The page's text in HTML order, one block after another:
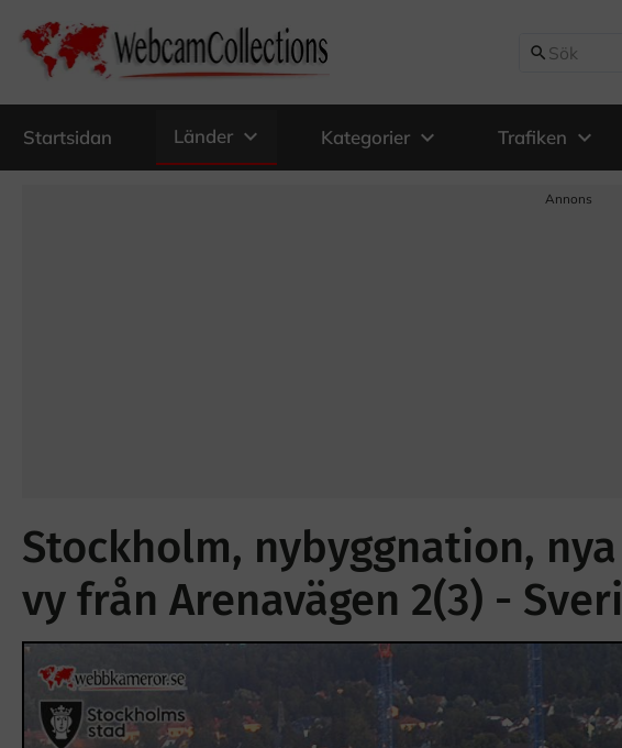
search
Startsidan Länder expand_more Kategorier expand_more Trafiken expand_more
Annons
Stockholm, nybyggnation,
vy från Arenavägen 2(3) -